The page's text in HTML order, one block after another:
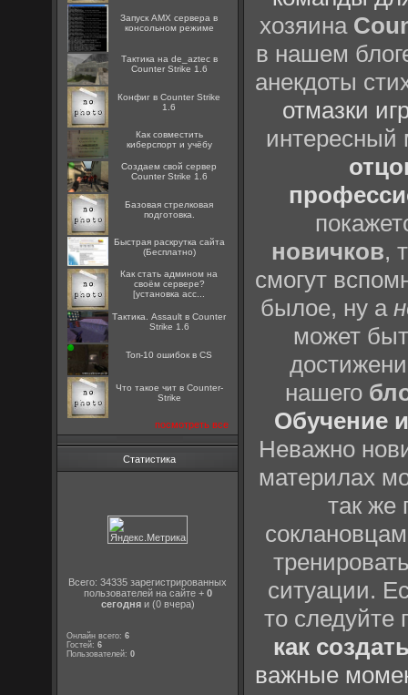
Запуск AMX сервера в
консольном режиме
Тактика на de_aztec в
Counter Strike 1.6
Конфиг в Counter Strike
1.6
Как совместить
киберспорт и учёбу
Создаем свой сервер
Counter Strike 1.6
Базовая стрелковая
подготовка.
Быстрая раскрутка сайта
(Бесплатно)
Как стать админом на
своём сервере?
[установка acc...
Тактика. Assault в Counter
Strike 1.6
Топ-10 ошибок в CS
Что такое чит в Counter-
Strike
посмотреть все
Статистика
Всего: 34335 зарегистрированных
пользователей на сайте + 0
сегодняи (0 вчера)
Онлайн всего:6
Гостей:6
Пользователей:0
хозяина
в нашем
анекдоты
отмазки
интересный
новичков,
смогут
былое, ну а
может
нашего
Обучение
Неважно
материлах
так же
ситуации.
то
как
важные